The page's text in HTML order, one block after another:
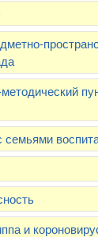
семьями
и